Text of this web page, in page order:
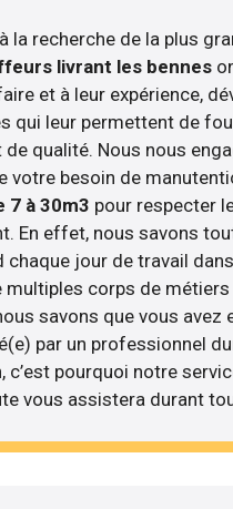
la recherche de la plus
livrant les bennes
et à leur expérience,
qui leur permettent de
de qualité. Nous nous
votre besoin de
7 à 30m3 pour respecter
En effet, nous savons
chaque jour de travail
multiples corps de
savons que vous avez
par un professionnel
c’est pourquoi notre
vous assistera durant